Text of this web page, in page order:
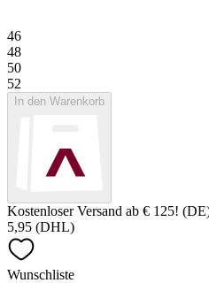
46
48
50
52
In den Warenkorb
Kostenloser Versand ab € 125!
5,95 (DHL)
Wunschliste